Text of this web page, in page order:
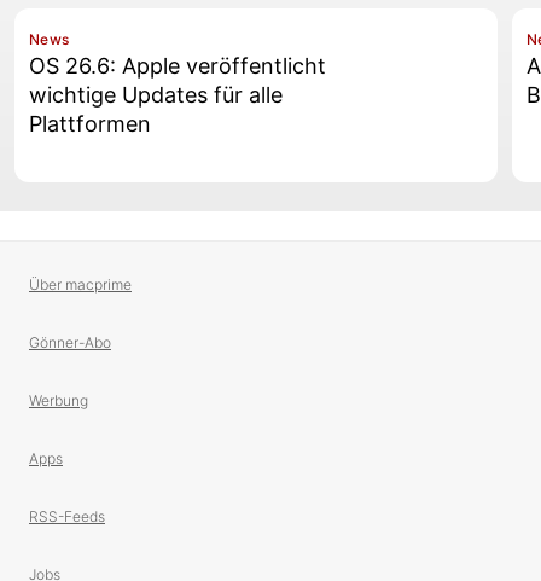
News
OS 26.6: Apple veröffentlicht
wichtige Updates für alle
Plattformen
Über macprime
Gönner-Abo
Werbung
Apps
RSS-Feeds
Jobs